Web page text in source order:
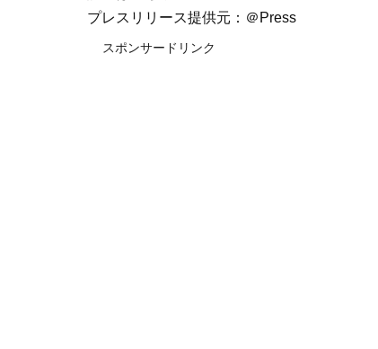
プレスリリース提供元：＠Press
スポンサードリンク